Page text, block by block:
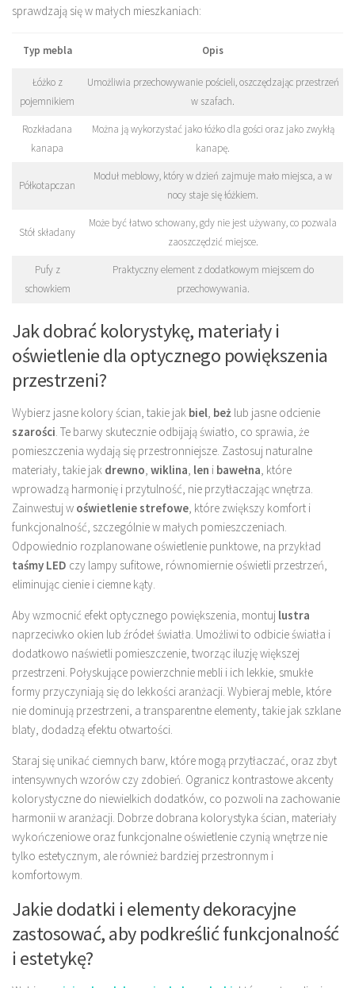
sprawdzają się w małych mieszkaniach:
Typ mebla Opis
Łóżko z
pojemnikiem
Umożliwia przechowywanie pościeli, oszczędzając przestrzeń
w szafach.
Rozkładana
kanapa
Można ją wykorzystać jako łóżko dla gości oraz jako zwykłą
kanapę.
Półkotapczan
Moduł meblowy, który w dzień zajmuje mało miejsca, a w
nocy staje się łóżkiem.
Stół składany
Może być łatwo schowany, gdy nie jest używany, co pozwala
zaoszczędzić miejsce.
Pufy z
schowkiem
Praktyczny element z dodatkowym miejscem do
przechowywania.
Jak dobrać kolorystykę, materiały i
oświetlenie dla optycznego powiększenia
przestrzeni?
Wybierz jasne kolory ścian, takie jak biel, beż lub jasne odcienie
szarości. Te barwy skutecznie odbijają światło, co sprawia, że
pomieszczenia wydają się przestronniejsze. Zastosuj naturalne
materiały, takie jak drewno, wiklina, len i bawełna, które
wprowadzą harmonię i przytulność, nie przytłaczając wnętrza.
Zainwestuj w oświetlenie strefowe, które zwiększy komfort i
funkcjonalność, szczególnie w małych pomieszczeniach.
Odpowiednio rozplanowane oświetlenie punktowe, na przykład
taśmy LED czy lampy sufitowe, równomiernie oświetli przestrzeń,
eliminując cienie i ciemne kąty.
Aby wzmocnić efekt optycznego powiększenia, montuj lustra
naprzeciwko okien lub źródeł światła. Umożliwi to odbicie światła i
dodatkowo naświetli pomieszczenie, tworząc iluzję większej
przestrzeni. Połyskujące powierzchnie mebli i ich lekkie, smukłe
formy przyczyniają się do lekkości aranżacji. Wybieraj meble, które
nie dominują przestrzeni, a transparentne elementy, takie jak szklane
blaty, dodadzą efektu otwartości.
Staraj się unikać ciemnych barw, które mogą przytłaczać, oraz zbyt
intensywnych wzorów czy zdobień. Ogranicz kontrastowe akcenty
kolorystyczne do niewielkich dodatków, co pozwoli na zachowanie
harmonii w aranżacji. Dobrze dobrana kolorystyka ścian, materiały
wykończeniowe oraz funkcjonalne oświetlenie czynią wnętrze nie
tylko estetycznym, ale również bardziej przestronnym i
komfortowym.
Jakie dodatki i elementy dekoracyjne
zastosować, aby podkreślić funkcjonalność
i estetykę?